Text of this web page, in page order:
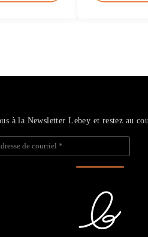
à la Newsletter Lebey et restez au
de courriel*